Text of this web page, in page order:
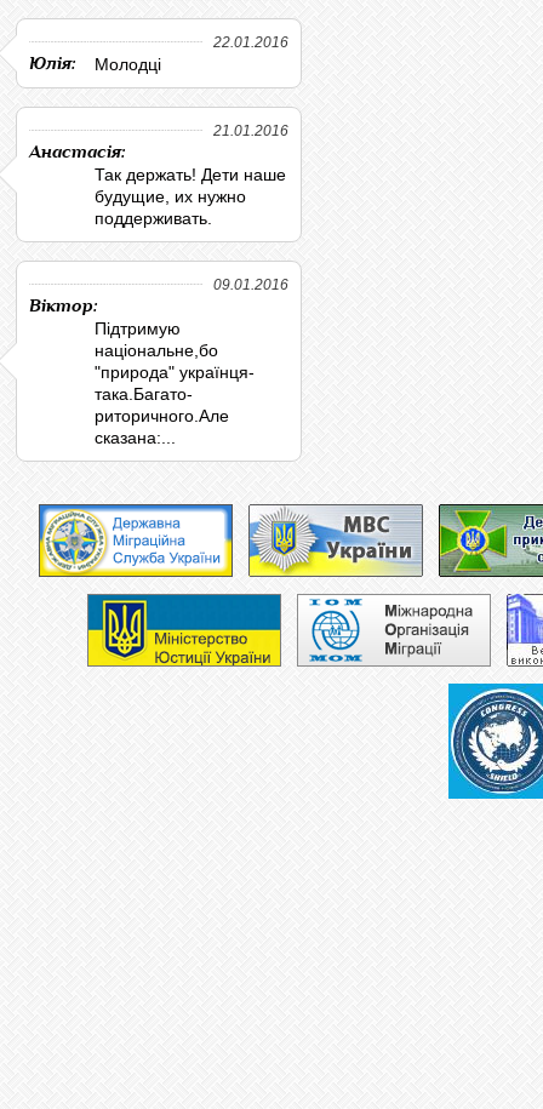
22.01.2016
Юлія: Молодці
21.01.2016
Анастасія:
Так держать! Дети наше
будущие, их нужно
поддерживать.
09.01.2016
Віктор:
Підтримую
національне,бо
"природа" українця-
така.Багато-
риторичного.Але
сказана:...